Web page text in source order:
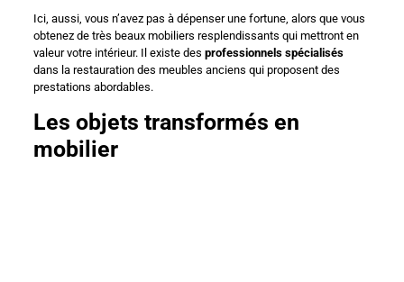
Ici, aussi, vous n’avez pas à dépenser une fortune, alors que vous
obtenez de très beaux mobiliers resplendissants qui mettront en
valeur votre intérieur. Il existe des professionnels spécialisés
dans la restauration des meubles anciens qui proposent des
prestations abordables.
Les objets transformés en
mobilier